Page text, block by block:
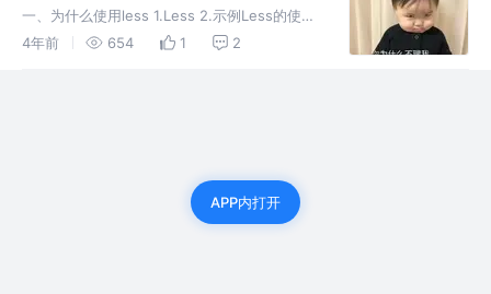
一、为什么使用less 1.Less 2.示例Less的使用
2.1变量 变量允许我们单独定义一系列通用的样
4年前 654 1 2
APP内打开